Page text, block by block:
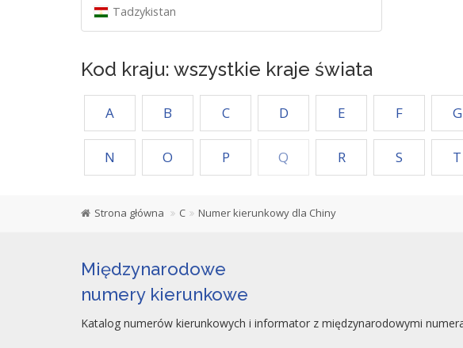
Tadzykistan
Kod kraju: wszystkie kraje świata
A B C D E F G
N O P Q R S T
Strona główna C Numer kierunkowy dla Chiny
Międzynarodowe
numery kierunkowe
Katalog numerów kierunkowych i informator z międzynarodowymi